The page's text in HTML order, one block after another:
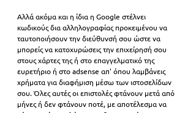
Αλλά ακόμα και η ίδια η Google στέλνει
κωδικούς δια αλληλογραφίας προκειμένου να
ταυτοποιήσουν την διεύθυνσή σου ώστε να
μπορείς να κατοχυρώσεις την επιχείρησή σου
στους χάρτες της ή στο επαγγελματικό της
ευρετήριο ή στο adsense απ' όπου λαμβάνεις
χρήματα για διαφήμιση μέσω των ιστοσελίδων
σου. Όλες αυτές οι επιστολές φτάνουν μετά από
μήνες ή δεν φτάνουν ποτέ, με αποτέλεσμα να